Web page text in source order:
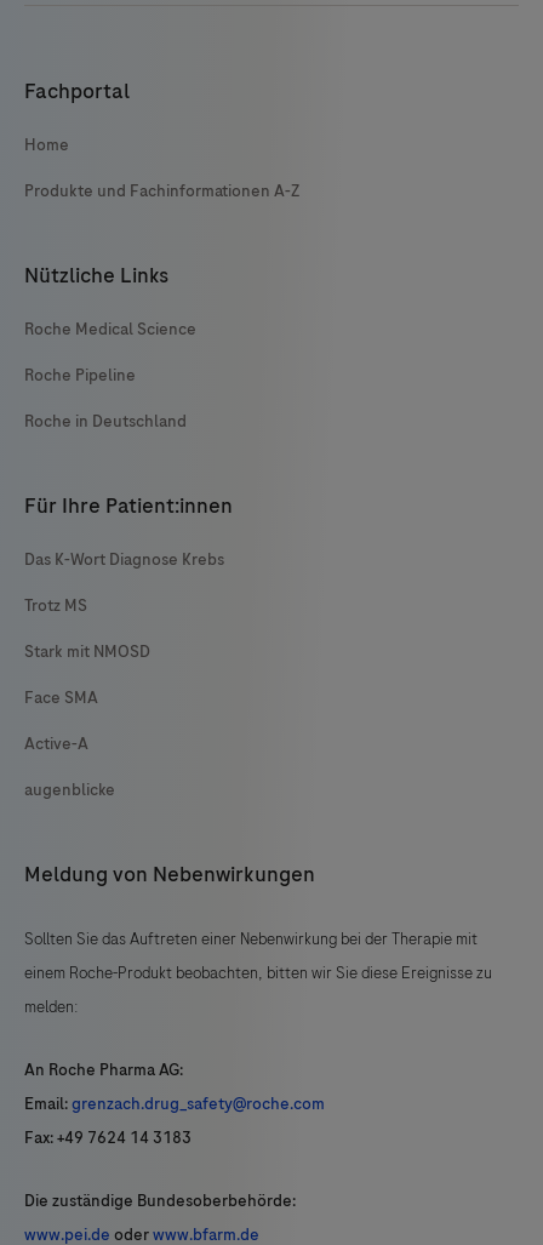
Fachportal
Home
Produkte und Fachinformationen A-Z
Nützliche Links
Roche Medical Science
Roche Pipeline
Roche in Deutschland
Für Ihre Patient:innen
Das K-Wort Diagnose Krebs
Trotz MS
Stark mit NMOSD
Face SMA
Active-A
augenblicke
Meldung von Nebenwirkungen
Sollten Sie das Auftreten einer Nebenwirkung bei der Therapie mit
einem Roche-Produkt beobachten, bitten wir Sie diese Ereignisse zu
melden:
An Roche Pharma AG:
Email:grenzach.drug_safety@roche.com
Fax: +49 7624 14 3183
Die zuständige Bundesoberbehörde:
www.pei.de oderwww.bfarm.de